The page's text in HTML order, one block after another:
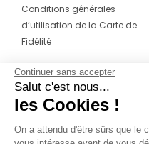
Conditions générales
d’utilisation de la Carte de
Fidélité
CONTACT
04 42 20 78 42
Du lundi au jeudi de 8h30 à 16h30 &
Continuer sans accepter
Salut c'est nous...
les Cookies !
On a attendu d'être sûrs que le